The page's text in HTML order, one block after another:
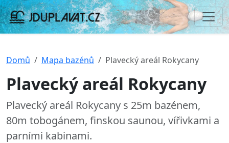
Domů Mapa bazénů Plavecký areál Rokycany
Plavecký areál Rokycany
Plavecký areál Rokycany s 25m bazénem,
80m tobogánem, finskou saunou, vířivkami a
parními kabinami.